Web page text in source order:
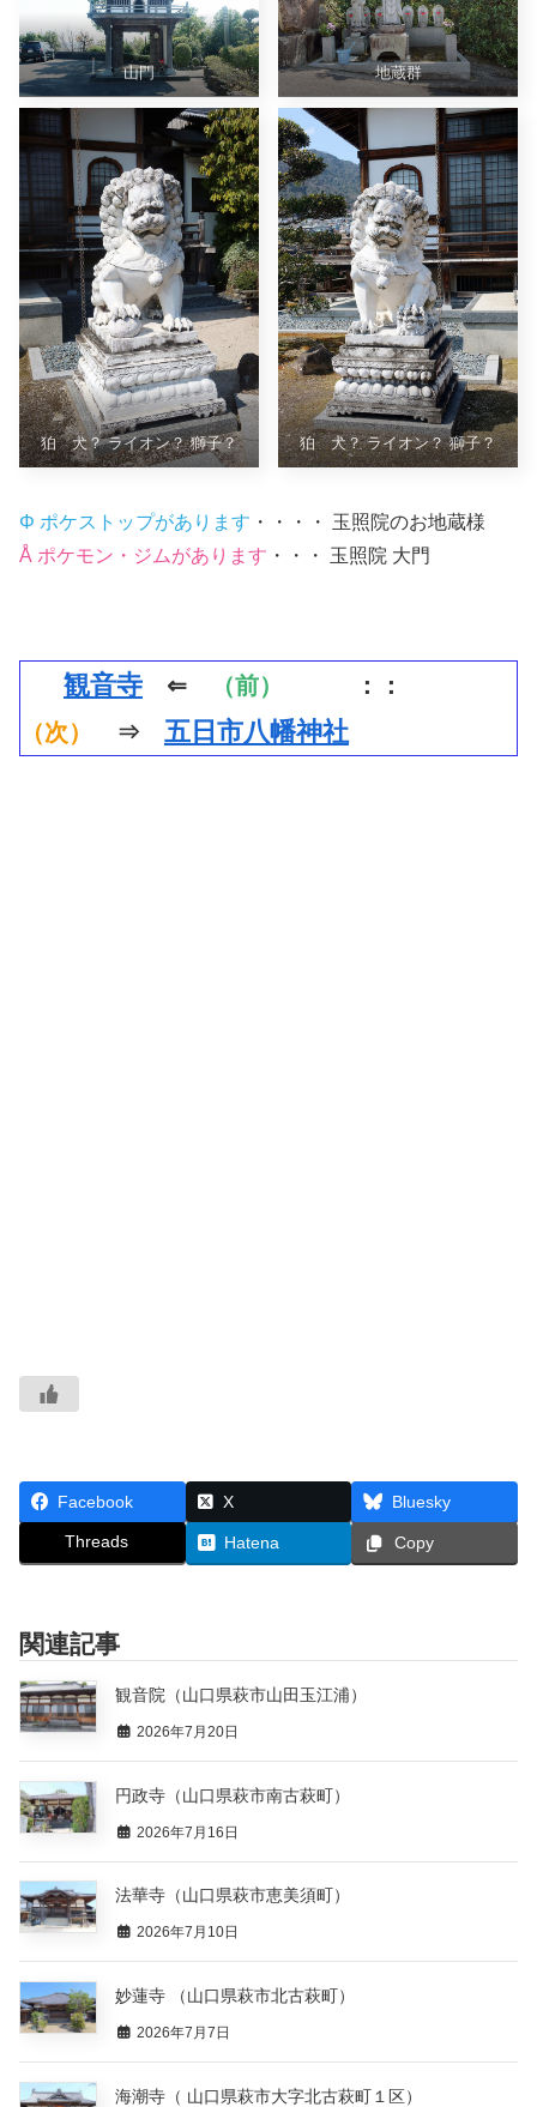
山門 地蔵群
狛 犬？ ライオン？ 獅子？ 狛 犬？ ライオン？ 獅子？
Φ ポケストップがあります ・・・・ 玉照院のお地蔵様
Å ポケモン・ジムがあります ・・・ 玉照院 大門
観音寺 ⇐ （前）
：：
（次）
⇒ 五日市八幡神社
Facebook X Bluesky
Threads Hatena Copy
関連記事
観音院（山口県萩市山田玉江浦）
2026年7月20日
円政寺（山口県萩市南古萩町）
2026年7月16日
法華寺（山口県萩市恵美須町）
2026年7月10日
妙蓮寺 （山口県萩市北古萩町）
2026年7月7日
海潮寺（ 山口県萩市大字北古萩町１区）